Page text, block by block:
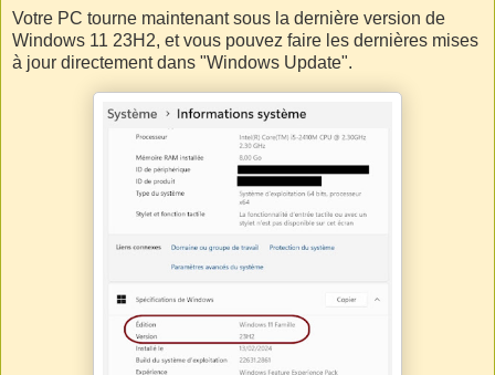
Votre PC tourne maintenant sous la dernière version de
Windows 11 23H2, et vous pouvez faire les dernières mises
à jour directement dans "Windows Update".